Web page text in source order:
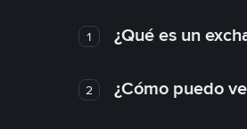
1 ¿Qué es un
2 ¿Cómo puedo